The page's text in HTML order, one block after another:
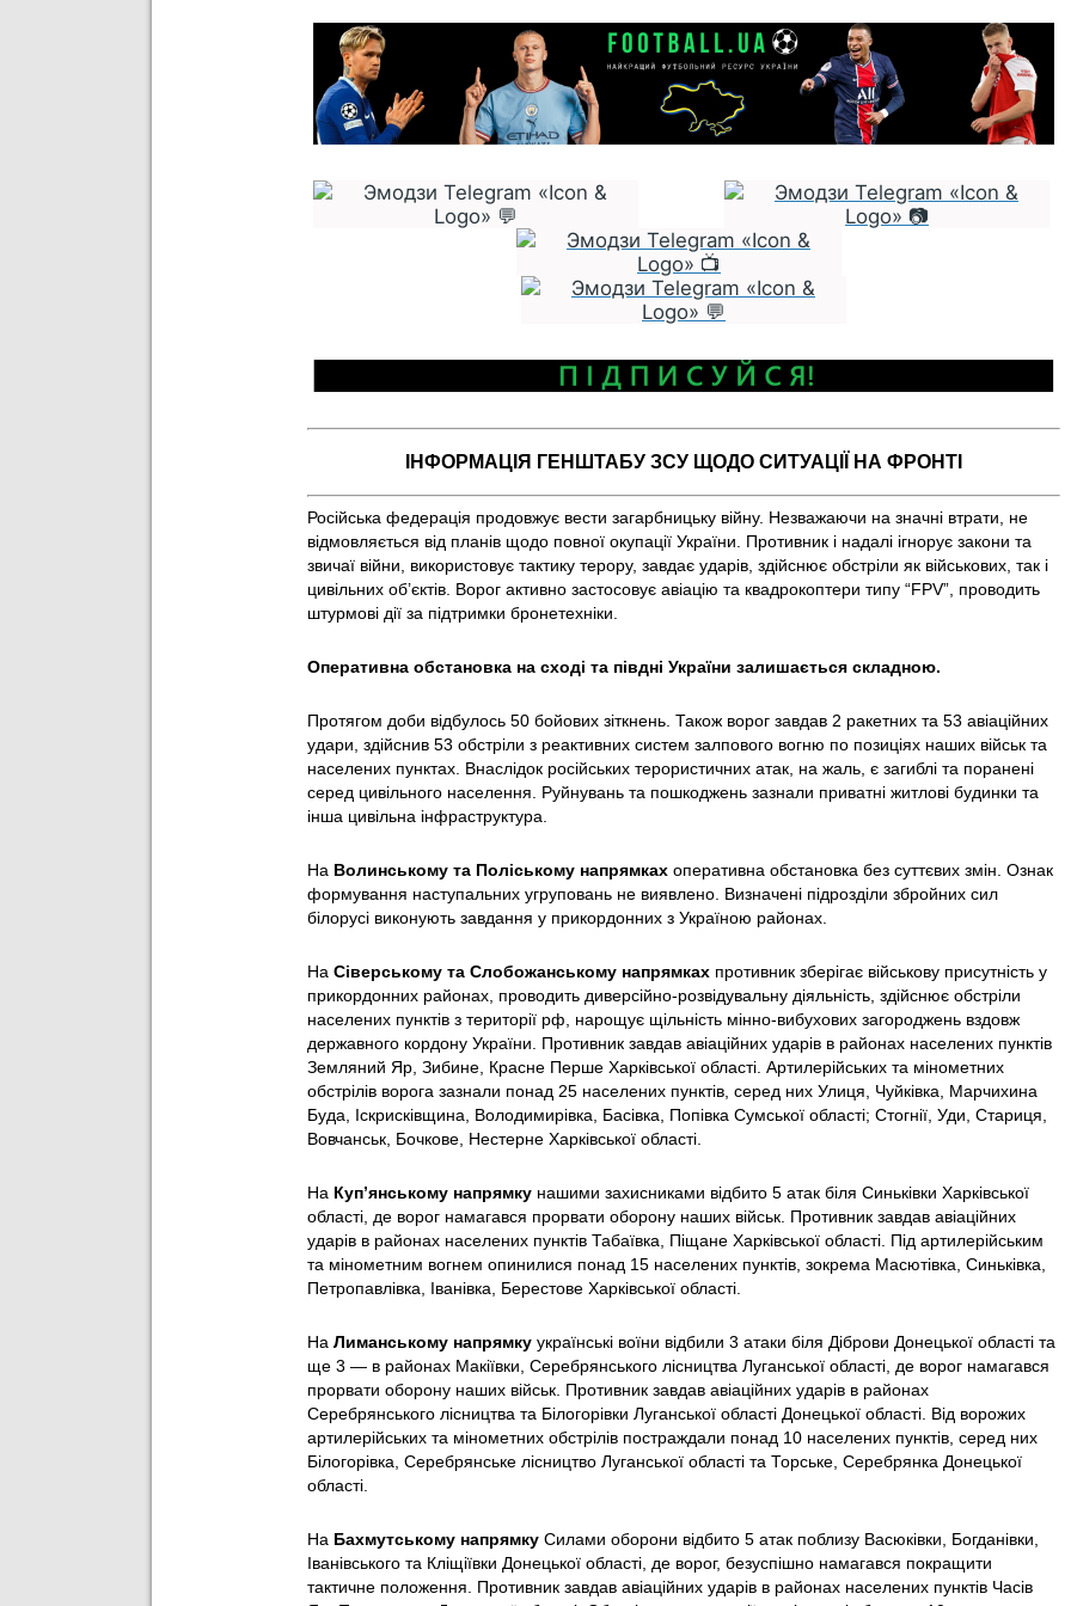
ІНФОРМАЦІЯ ГЕНШТАБУ ЗСУ ЩОДО СИТУАЦІЇ НА ФРОНТІ
Російська федерація продовжує вести загарбницьку війну. Незважаючи на значні втрати, не
відмовляється від планів щодо повної окупації України. Противник і надалі ігнорує закони та
звичаї війни, використовує тактику терору, завдає ударів, здійснює обстріли як військових, так і
цивільних об’єктів. Ворог активно застосовує авіацію та квадрокоптери типу “FPV”, проводить
штурмові дії за підтримки бронетехніки.
Оперативна обстановка на сході та півдні України залишається складною.
Протягом доби відбулось 50 бойових зіткнень. Також ворог завдав 2 ракетних та 53 авіаційних
удари, здійснив 53 обстріли з реактивних систем залпового вогню по позиціях наших військ та
населених пунктах. Внаслідок російських терористичних атак, на жаль, є загиблі та поранені
серед цивільного населення. Руйнувань та пошкоджень зазнали приватні житлові будинки та
інша цивільна інфраструктура.
На Волинському та Поліському напрямках оперативна обстановка без суттєвих змін. Ознак
формування наступальних угруповань не виявлено. Визначені підрозділи збройних сил
білорусі виконують завдання у прикордонних з Україною районах.
На Сіверському та Слобожанському напрямках противник зберігає військову присутність у
прикордонних районах, проводить диверсійно-розвідувальну діяльність, здійснює обстріли
населених пунктів з території рф, нарощує щільність мінно-вибухових загороджень вздовж
державного кордону України. Противник завдав авіаційних ударів в районах населених пунктів
Земляний Яр, Зибине, Красне Перше Харківської області. Артилерійських та мінометних
обстрілів ворога зазнали понад 25 населених пунктів, серед них Улиця, Чуйківка, Марчихина
Буда, Іскрисківщина, Володимирівка, Басівка, Попівка Сумської області; Стогнії, Уди, Стариця,
Вовчанськ, Бочкове, Нестерне Харківської області.
На Куп’янському напрямку нашими захисниками відбито 5 атак біля Синьківки Харківської
області, де ворог намагався прорвати оборону наших військ. Противник завдав авіаційних
ударів в районах населених пунктів Табаївка, Піщане Харківської області. Під артилерійським
та мінометним вогнем опинилися понад 15 населених пунктів, зокрема Масютівка, Синьківка,
Петропавлівка, Іванівка, Берестове Харківської області.
На Лиманському напрямку українські воїни відбили 3 атаки біля Діброви Донецької області та
ще 3 — в районах Макіївки, Серебрянського лісництва Луганської області, де ворог намагався
прорвати оборону наших військ. Противник завдав авіаційних ударів в районах
Серебрянського лісництва та Білогорівки Луганської області Донецької області. Від ворожих
артилерійських та мінометних обстрілів постраждали понад 10 населених пунктів, серед них
Білогорівка, Серебрянське лісництво Луганської області та Торське, Серебрянка Донецької
області.
На Бахмутському напрямку Силами оборони відбито 5 атак поблизу Васюківки, Богданівки,
Іванівського та Кліщіївки Донецької області, де ворог, безуспішно намагався покращити
тактичне положення. Противник завдав авіаційних ударів в районах населених пунктів Часів